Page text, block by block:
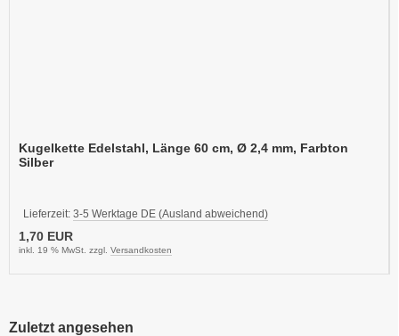
Kugelkette Edelstahl, Länge 60 cm, Ø 2,4 mm, Farbton
Silber
Lieferzeit: 3-5 Werktage DE (Ausland abweichend)
1,70 EUR
inkl. 19 % MwSt. zzgl. Versandkosten
Zuletzt angesehen